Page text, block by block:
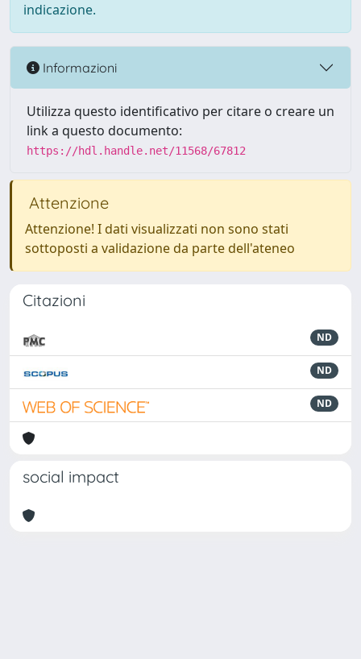
indicazione.
Informazioni
Utilizza questo identificativo per citare o creare un
link a questo documento:
https://hdl.handle.net/11568/67812
Attenzione
Attenzione! I dati visualizzati non sono stati
sottoposti a validazione da parte dell'ateneo
Citazioni
ND
ND
ND
social impact